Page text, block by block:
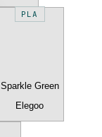
PLA
Sparkle Green
Elegoo